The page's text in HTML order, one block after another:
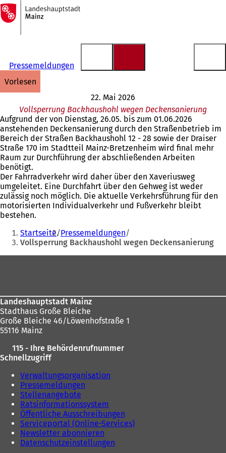
Inhalt anspringen
Zur
Startseite
Pressemeldungen
vorlesen
22. Mai 2026
Vollsperrung Backhaushohl wegen Deckensanierung
Aufgrund der von Dienstag, 26.05. bis zum 01.06.2026
anstehenden Deckensanierung durch den Straßenbetrieb im
Bereich der Straßen Backhaushohl 12 - 28 sowie der Draiser
Straße 170 im Stadtteil Mainz-Bretzenheim wird final mehr
Raum zur Durchführung der abschließenden Arbeiten
benötigt.
Der Fahrradverkehr wird daher über den Xaveriusweg
umgeleitet. Eine Durchfahrt über den Gehweg ist weder
zulässig noch möglich. Die aktuelle Verkehrsführung für den
motorisierten Individualverkehr und Fußverkehr bleibt
bestehen.
Sie
befinden
sich
Startseite Pressemeldungen
Vollsperrung Backhaushohl wegen Deckensanierung
Landeshauptstadt Mainz
Stadthaus Große Bleiche
Große Bleiche 46/Löwenhofstraße 1
55116 Mainz
115 - Ihre Behördenrufnummer
Schnellzugriff
Verwaltungsorganisation
Pressemeldungen
Stellenangebote
Ratsinformationssystem
Öffentliche Ausschreibungen
Serviceportal (Online-Services)
Newsletter abonnieren
Datenschutzeinstellungen